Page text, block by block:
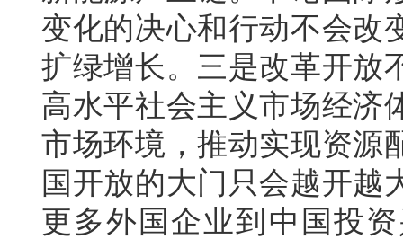
变化的决心和行动不会改
扩绿增长。三是改革开放
高水平社会主义市场经济
市场环境，推动实现资源
国开放的大门只会越开越
更多外国企业到中国投